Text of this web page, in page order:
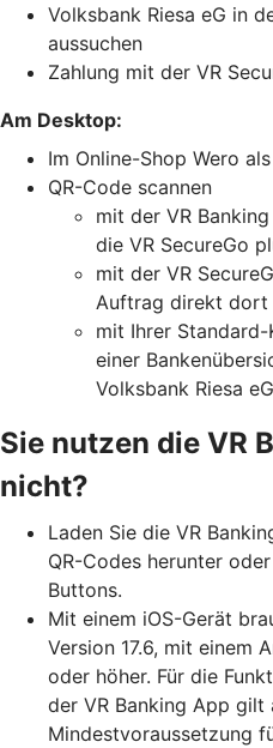
Volksbank Riesa eG in
aussuchen
Zahlung mit der VR
Am Desktop:
Im Online-Shop Wero
QR-Code scannen
mit der VR
die VR SecureGo
mit der VR
Auftrag direkt dort
mit Ihrer
einer
Volksbank Riesa
Sie nutzen die VR
nicht?
Laden Sie die VR
QR-Codes herunter
Buttons.
Mit einem iOS-Gerät
Version 17.6, mit einem
oder höher. Für die
der VR Banking App gilt
Mindestvoraussetzung